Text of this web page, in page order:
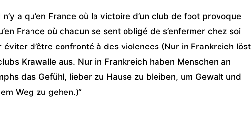
a qu’en France où la victoire d’un club de foot provoque
France où chacun se sent obligé de s’enfermer chez soi
d’être confronté à des violences (Nur in Frankreich löst
Krawalle aus. Nur in Frankreich haben Menschen an
das Gefühl, lieber zu Hause zu bleiben, um Gewalt und
Weg zu gehen.)“